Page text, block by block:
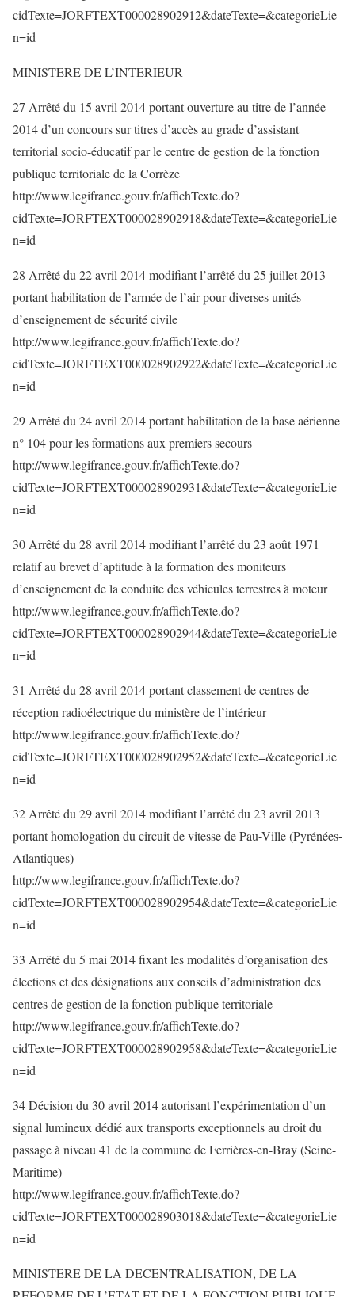
cidTexte=JORFTEXT000028902912&dateTexte=&categorieLie
n=id
MINISTERE DE L’INTERIEUR
27 Arrêté du 15 avril 2014 portant ouverture au titre de l’année
2014 d’un concours sur titres d’accès au grade d’assistant
territorial socio-éducatif par le centre de gestion de la fonction
publique territoriale de la Corrèze
http://www.legifrance.gouv.fr/affichTexte.do?
cidTexte=JORFTEXT000028902918&dateTexte=&categorieLie
n=id
28 Arrêté du 22 avril 2014 modifiant l’arrêté du 25 juillet 2013
portant habilitation de l’armée de l’air pour diverses unités
d’enseignement de sécurité civile
http://www.legifrance.gouv.fr/affichTexte.do?
cidTexte=JORFTEXT000028902922&dateTexte=&categorieLie
n=id
29 Arrêté du 24 avril 2014 portant habilitation de la base aérienne
n° 104 pour les formations aux premiers secours
http://www.legifrance.gouv.fr/affichTexte.do?
cidTexte=JORFTEXT000028902931&dateTexte=&categorieLie
n=id
30 Arrêté du 28 avril 2014 modifiant l’arrêté du 23 août 1971
relatif au brevet d’aptitude à la formation des moniteurs
d’enseignement de la conduite des véhicules terrestres à moteur
http://www.legifrance.gouv.fr/affichTexte.do?
cidTexte=JORFTEXT000028902944&dateTexte=&categorieLie
n=id
31 Arrêté du 28 avril 2014 portant classement de centres de
réception radioélectrique du ministère de l’intérieur
http://www.legifrance.gouv.fr/affichTexte.do?
cidTexte=JORFTEXT000028902952&dateTexte=&categorieLie
n=id
32 Arrêté du 29 avril 2014 modifiant l’arrêté du 23 avril 2013
portant homologation du circuit de vitesse de Pau-Ville (Pyrénées-
Atlantiques)
http://www.legifrance.gouv.fr/affichTexte.do?
cidTexte=JORFTEXT000028902954&dateTexte=&categorieLie
n=id
33 Arrêté du 5 mai 2014 fixant les modalités d’organisation des
élections et des désignations aux conseils d’administration des
centres de gestion de la fonction publique territoriale
http://www.legifrance.gouv.fr/affichTexte.do?
cidTexte=JORFTEXT000028902958&dateTexte=&categorieLie
n=id
34 Décision du 30 avril 2014 autorisant l’expérimentation d’un
signal lumineux dédié aux transports exceptionnels au droit du
passage à niveau 41 de la commune de Ferrières-en-Bray (Seine-
Maritime)
http://www.legifrance.gouv.fr/affichTexte.do?
cidTexte=JORFTEXT000028903018&dateTexte=&categorieLie
n=id
MINISTERE DE LA DECENTRALISATION, DE LA